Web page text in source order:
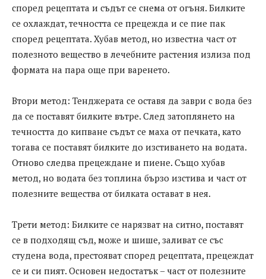
според рецептата и съдът се снема от огъня. Билките
се охлаждат, течността се прецежда и се пие пак
според рецептата. Хубав метод, но известна част от
полезното вещество в лечебните растения излиза под
формата на пара още при варенето.
Втори метод: Тенджерата се оставя да заври с вода без
да се поставят билките вътре. След затоплянето на
течността до кипване съдът се маха от печката, като
тогава се поставят билките до изстиването на водата.
Отново следва прецеждане и пиене. Също хубав
метод, но водата без топлина бързо изстива и част от
полезните вещества от билката остават в нея.
Трети метод: Билките се нарязват на ситно, поставят
се в подходящ съд, може и шише, заливат се със
студена вода, престояват според рецептата, прецеждат
се и си пият. Основен недостатък – част от полезните